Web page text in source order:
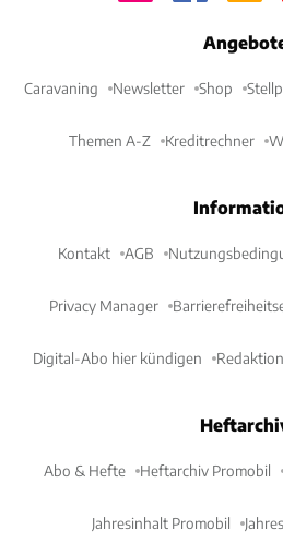
Caravaning Newsletter Shop
Themen A-Z Kreditrechner
Kontakt AGB
Privacy Manager
Digital-Abo hier kündigen Redaktion
Abo & Hefte Heftarchiv Promobil
Jahresinhalt Promobil